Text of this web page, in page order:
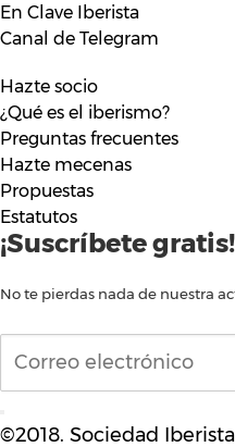
En Clave Iberista
Canal de Telegram
Hazte socio
¿Qué es el iberismo?
Preguntas frecuentes
Hazte mecenas
Propuestas
Estatutos
¡Suscríbete gratis!
No te pierdas nada de nuestra
©2018. Sociedad Iberista